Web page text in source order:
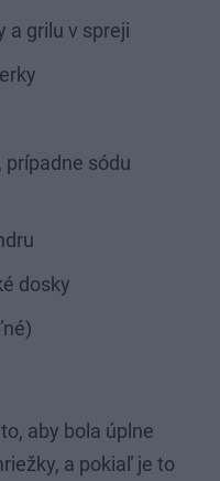
a grilu v spreji
prípadne sódu
dosky
aby bola úplne
a pokiaľ je to